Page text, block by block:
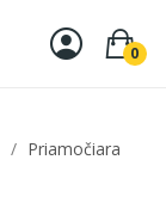
0
Priamočiara